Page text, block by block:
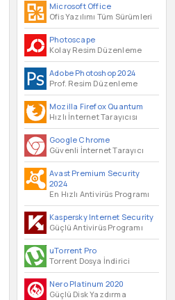
Microsoft Office
Ofis Yazılımı Tüm Sürümleri
Photoscape
Kolay Resim Düzenleme
Adobe Photoshop 2024
Prof. Resim Düzenleme
Mozilla Firefox Quantum
Hızlı İnternet Tarayıcısı
Google Chrome
Güvenli İnternet Tarayıcı
Avast Premium Security
2024
En Hızlı Antivirüs Programı
Kaspersky Internet Security
Güçlü Antivirüs Programı
uTorrent Pro
Torrent Dosya İndirici
Nero Platinum 2020
Güçlü Disk Yazdırma